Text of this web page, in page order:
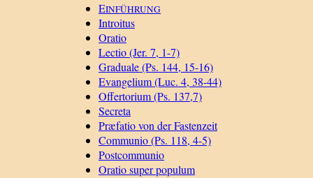
EINFÜHRUNG
Introitus
Oratio
Lectio (Jer. 7, 1-7)
Graduale (Ps. 144, 15-16)
Evangelium (Luc. 4, 38-44)
Offertorium (Ps. 137,7)
Secreta
Præfatio von der Fastenzeit
Communio (Ps. 118, 4-5)
Postcommunio
Oratio super populum